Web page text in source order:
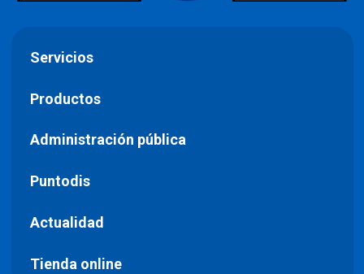
Servicios
Productos
Administración pública
Puntodis
Actualidad
Tienda online